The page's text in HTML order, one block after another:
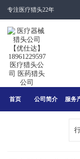
专注医疗猎头22年
首页 公司简介 服务